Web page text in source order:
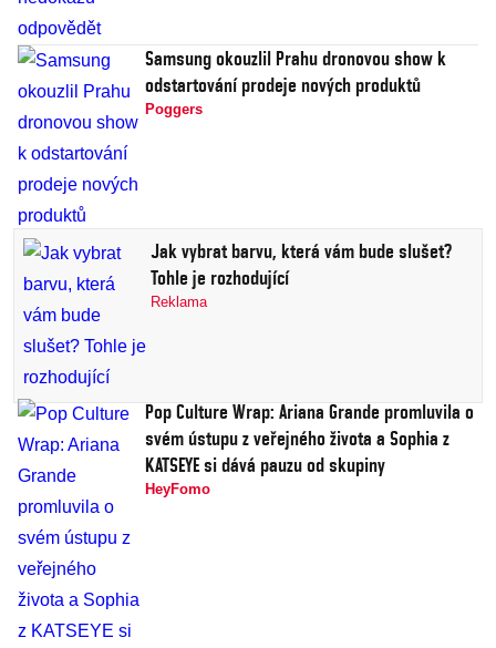
Samsung okouzlil Prahu dronovou show k
odstartování prodeje nových produktů
Poggers
Jak vybrat barvu, která vám bude slušet?
Tohle je rozhodující
Reklama
Pop Culture Wrap: Ariana Grande promluvila o
svém ústupu z veřejného života a Sophia z
KATSEYE si dává pauzu od skupiny
HeyFomo